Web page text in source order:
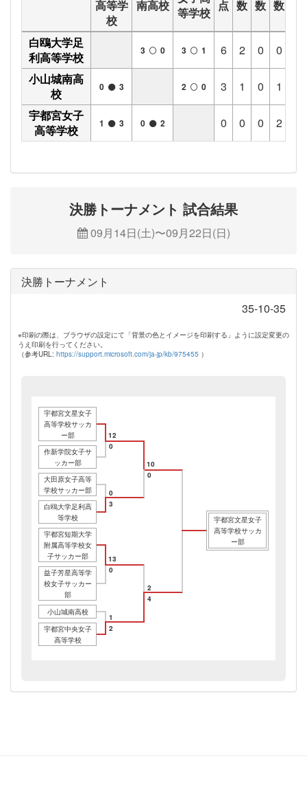
高等学
校
南高校 等学校 点 数 数 数
白鴎大学足
利高等学校
3 0 3 1 6 2 0 0
小山城南高
校
0 3 2 0 3 1 0 1
宇都宮女子
高等学校
1 3 0 2 0 0 0 2
決勝トーナメント 試合結果
09月14日(土)〜09月22日(日)
決勝トーナメント
35-10-35
※印刷の際は、ブラウザの設定にて「背景の色とイメージを印刷する」ように設定変更の
うえ印刷を行ってください。
（参考URL: https://support.microsoft.com/ja-jp/kb/975455 ）
宇都宮文星女子
高等学校サッカ
ー部
12
作新学院女子サ
ッカー部
0
10
大田原女子高等
学校サッカー部
0
白鴎大学足利高
等学校
3
0
宇都宮短期大学
附属高等学校女
子サッカー部
13
益子芳星高等学
校女子サッカー
部
0
2
小山城南高校
1
宇都宮中央女子
高等学校
2
4
宇都宮文星女子
高等学校サッカ
ー部